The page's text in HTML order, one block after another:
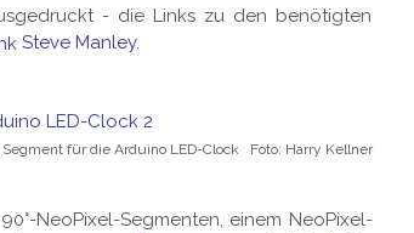
- die Links zu den benötigten
Steve Manley.
für die Arduino LED-Clock Foto: Harry Kellner
NeoPixel-Segmenten, einem NeoPixel-